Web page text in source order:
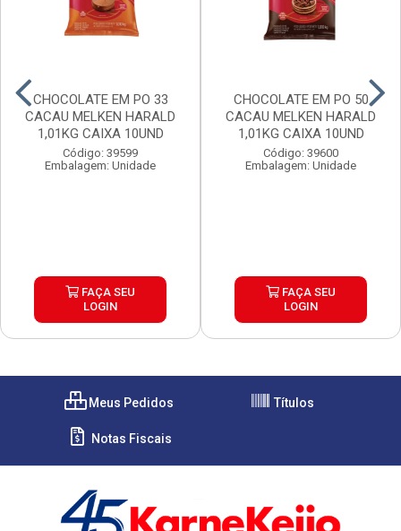
CHOCOLATE EM PO 33
CACAU MELKEN HARALD
1,01KG CAIXA 10UND
Código: 39599
Embalagem: Unidade
FAÇA SEU
LOGIN
CHOCOLATE EM PO 50
CACAU MELKEN HARALD
1,01KG CAIXA 10UND
Código: 39600
Embalagem: Unidade
FAÇA SEU
LOGIN
Meus Pedidos Títulos
Notas Fiscais